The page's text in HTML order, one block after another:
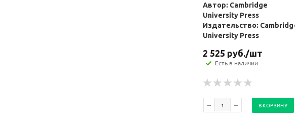
Автор: Cambridge
University Press
Издательство: Cambridge
University Press
2 525 руб./шт
Есть в наличии
В КОРЗИНУ